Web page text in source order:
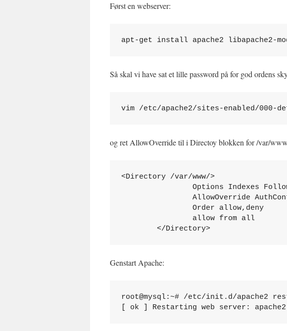
Først en webserver:
apt-get install apache2 libapache2-
Så skal vi have sat et lille password på for god ordens
vim /etc/apache2/sites-enabled/000-
og ret AllowOverride til i Directoy blokken for /var/
<Directory /var/www/>
Options Indexes
AllowOverride
                Order allow,deny
                allow from all
        </Directory>
Genstart Apache:
root@mysql:~# /etc/init.d/apache2
[ ok ] Restarting web server: